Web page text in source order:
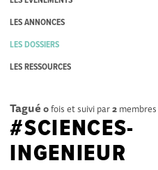
LES ANNONCES
LES DOSSIERS
LES RESSOURCES
Tagué 0fois et suivi par2 membres
#SCIENCES-
INGENIEUR